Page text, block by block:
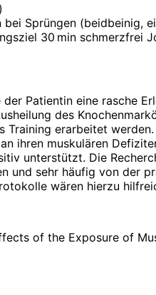
Sprüngen (beidbeinig,
30 min schmerzfrei
Patientin eine rasche
des
erarbeitet
ihren muskulären
unterstützt. Die
und sehr häufig von der
wären hierzu
of the Exposure of